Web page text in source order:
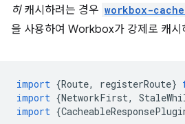
히캐시하려는 경우 workbox-
을 사용하여 Workbox가 강제로 캐시
import {Route, registerRoute}
import {NetworkFirst,
import {